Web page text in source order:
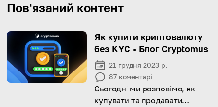
Пов'язаний контент
Як купити криптовалюту
без KYC • Блог Cryptomus
21 грудня 2023 р.
87 коментарі
Сьогодні ми розповімо, як
купувати та продавати